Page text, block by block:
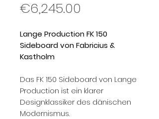
€6,245.00
Lange Production FK 150
Sideboard von Fabricius &
Kastholm
Das FK 150 Sideboard von Lange
Production ist ein klarer
Designklassiker des dänischen
Modernismus.